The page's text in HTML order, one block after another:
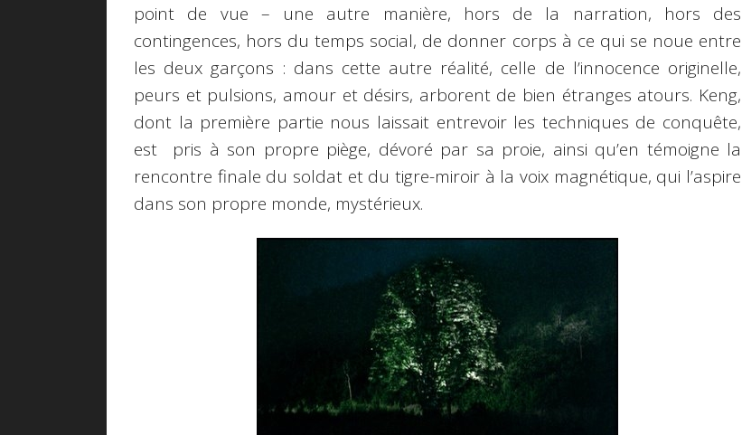
point de vue – une autre manière, hors de la narration, hors des
contingences, hors du temps social, de donner corps à ce qui se noue entre
les deux garçons : dans cette autre réalité, celle de l’innocence originelle,
peurs et pulsions, amour et désirs, arborent de bien étranges atours. Keng,
dont la première partie nous laissait entrevoir les techniques de conquête,
est pris à son propre piège, dévoré par sa proie, ainsi qu’en témoigne la
rencontre finale du soldat et du tigre-miroir à la voix magnétique, qui l’aspire
dans son propre monde, mystérieux.